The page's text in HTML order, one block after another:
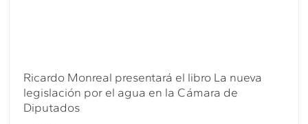
Ricardo Monreal presentará el libro La nueva
legislación por el agua en la Cámara de
Diputados